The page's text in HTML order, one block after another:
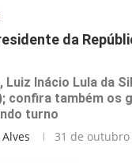
da
Luiz Inácio Lula da
confira também os
turno
31 de outubro